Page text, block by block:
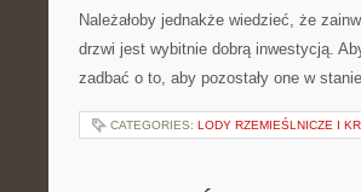
Należałoby jednakże wiedzieć, że
drzwi jest wybitnie dobrą inwestycją.
zadbać o to, aby pozostały one w
CATEGORIES: LODY RZEMIEŚLNICZE I